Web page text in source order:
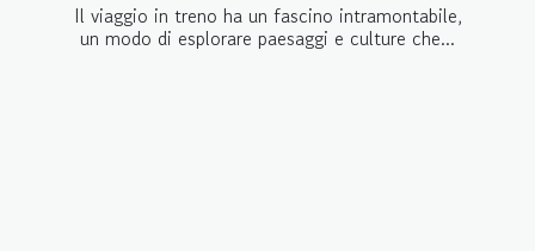
Il viaggio in treno ha un fascino intramontabile,
un modo di esplorare paesaggi e culture che...